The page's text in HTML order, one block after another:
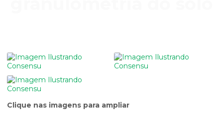
Clique nas imagens para ampliar